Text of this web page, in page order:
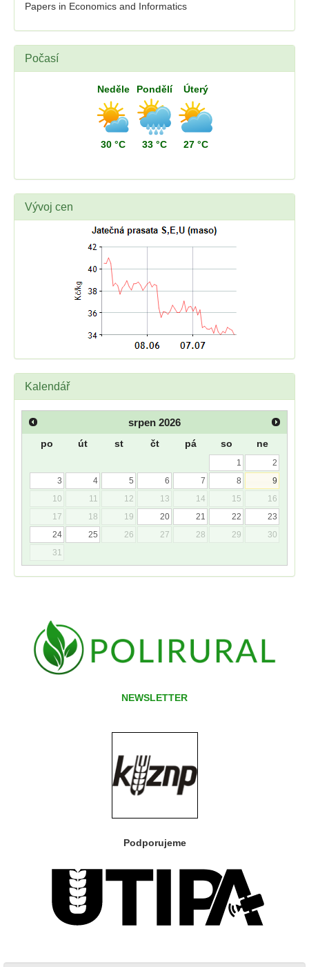
Papers in Economics and Informatics
Počasí
Neděle
30 °C
Pondělí
33 °C
Úterý
27 °C
Vývoj cen
Kalendář
srpen 2026
po út st čt pá so ne
1
2
3
4 5 6 7 8
9
10
11 12 13 14 15
16
17
18 19 20 21 22
23
24
25 26 27 28 29
30
31
NEWSLETTER
Podporujeme